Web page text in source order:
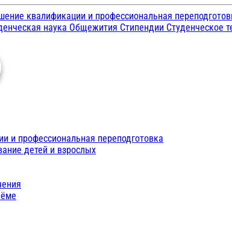
квалификации и профессиональная
наука Общежития Стипендии Студенческое
и профессиональная переподготовка
детей и взрослых